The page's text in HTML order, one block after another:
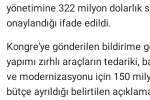
yönetimine 322 milyon dolarlık
onaylandığı ifade edildi.
Kongre'ye gönderilen bildirime
yapımı zırhlı araçların tedariki,
ve modernizasyonu için 150
bütçe ayrıldığı belirtilen
Gündem Özel
Haber
İlan